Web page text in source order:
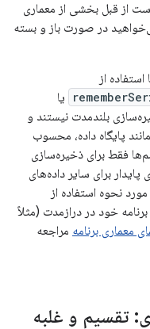
از قبل بخشی از معماری
در صورت باز و بسته
یا
بلندمدت نیستند و
پایگاه داده، محسوب
فقط برای ذخیره‌سازی
برای سایر داده‌های
نحوه استفاده از
خود در درازمدت (مثلاً
معماری برنامه مراجعه
تقسیم و غلبه